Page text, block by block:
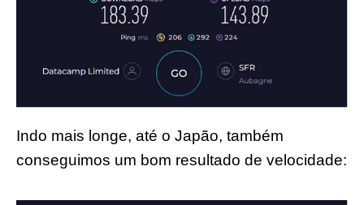
Indo mais longe, até o Japão, também
conseguimos um bom resultado de velocidade: